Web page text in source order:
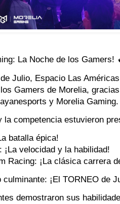
La Noche de los Gamers!
Julio, Espacio Las
Gamers de Morelia,
y Morelia
la competencia estuvieron
batalla épica!
¡La velocidad y la habilidad!
Racing: ¡La clásica carrera
¡El TORNEO de
demostraron sus